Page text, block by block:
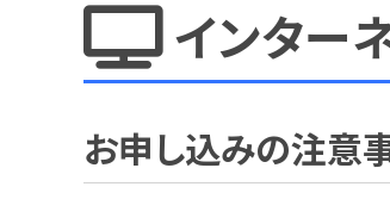
インター
お申し込みの注意